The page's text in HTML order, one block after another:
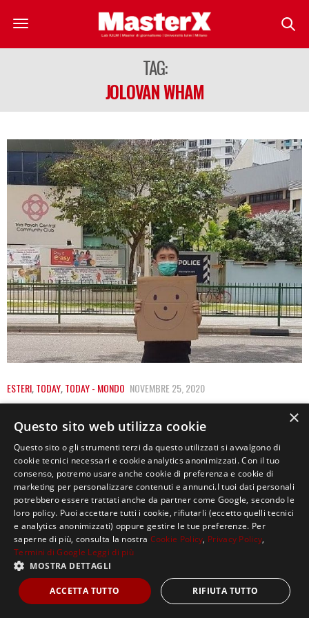
TAG:
JOLOVAN WHAM
ESTERI,TODAY,TODAY - MONDO NOVEMBRE 25, 2020
SINGAPORE, ARRESTATO L’ATTIVISTA
JOLOVAN WHAM: PROTESTAVA IN SOLITARIA
L’attivista di Singapore Jolovan Wham è stato accusato
dalla polizia per violazione dell’ordine pubblico nei…
Copyright ©2021, MASTERX Tutti i diritti riservati.
×
Questo sito web utilizza cookie
Questo sito o gli strumenti terzi da questo utilizzati si avvalgono di
cookie tecnici necessari e cookie analytics anonimizzati. Con il tuo
consenso, potremo usare anche cookie di preferenza e cookie di
marketing per personalizzare contenuti e annunci.I tuoi dati personali
potrebbero essere trattati anche da partner come Google, secondo le
loro policy. Puoi accettare tutti i cookie, rifiutarli (eccetto quelli tecnici
e analytics anonimizzati) oppure gestire le tue preferenze. Per
saperne di più, consulta la nostra Cookie Policy, Privacy Policy,
Termini di Google Leggi di più
MOSTRA DETTAGLI
ACCETTA TUTTO RIFIUTA TUTTO